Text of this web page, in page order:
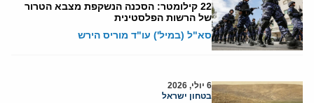
22 קילומטר: הסכנה הנשקפת מצבא הטרור
של הרשות הפלסטינית
סא"ל (במיל') עו"ד מוריס הירש
6 יולי, 2026
בטחון ישראל